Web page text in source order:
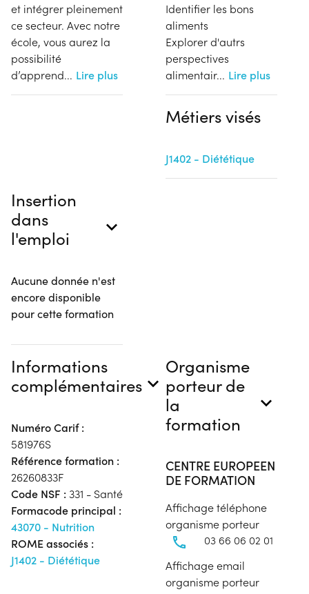
et intégrer pleinement
ce secteur. Avec notre
école, vous aurez la
possibilité
d’apprend... Lire plus
Identifier les bons
aliments
Explorer d'autrs
perspectives
alimentair... Lire plus
Métiers visés
J1402 - Diététique
Insertion
dans
l'emploi
Aucune donnée n'est
encore disponible
pour cette formation
Informations
complémentaires
Numéro Carif :
581976S
Référence formation :
26260833F
Code NSF : 331 - Santé
Formacode principal :
43070 - Nutrition
ROME associés :
J1402 - Diététique
Organisme
porteur de
la
formation
CENTRE EUROPEEN
DE FORMATION
Affichage téléphone
organisme porteur
03 66 06 02 01
Affichage email
organisme porteur